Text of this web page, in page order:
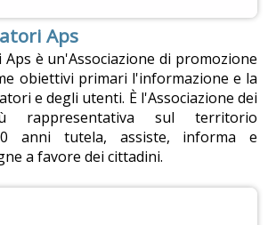
Aps
Aps è un'Associazione di promozione
obiettivi primari l'informazione e la
e degli utenti. È l'Associazione dei
rappresentativa sul territorio
anni tutela, assiste, informa e
a favore dei cittadini.